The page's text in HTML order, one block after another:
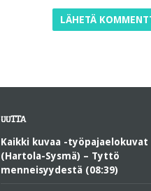
UUTTA
Kaikki kuvaa -työpajaelokuvat
(Hartola-Sysmä) – Tyttö
menneisyydestä (08:39)